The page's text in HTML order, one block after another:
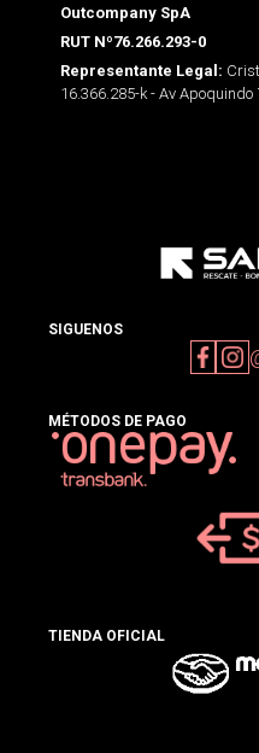
Outcompany SpA
RUT Nº76.266.293-0
Representante Legal:
16.366.285-k - Av Apoquindo
SIGUENOS
MÉTODOS DE PAGO
TIENDA OFICIAL